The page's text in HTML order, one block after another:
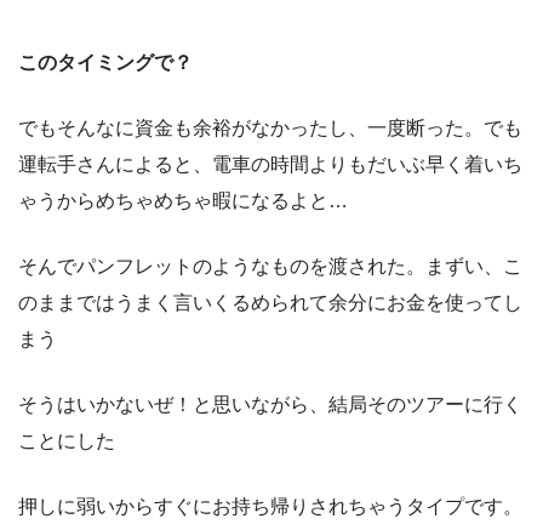
このタイミングで？
でもそんなに資金も余裕がなかったし、一度断った。でも
運転手さんによると、電車の時間よりもだいぶ早く着いち
ゃうからめちゃめちゃ暇になるよと…
そんでパンフレットのようなものを渡された。まずい、こ
のままではうまく言いくるめられて余分にお金を使ってし
まう
そうはいかないぜ！と思いながら、結局そのツアーに行く
ことにした
押しに弱いからすぐにお持ち帰りされちゃうタイプです。